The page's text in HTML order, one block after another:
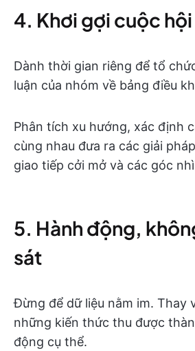
4. Khơi gợi cuộc
Dành thời gian riêng để tổ
luận của nhóm về bảng điều
Phân tích xu hướng, xác định
cùng nhau đưa ra các giải
giao tiếp cởi mở và các góc
5. Hành động,
sát
Đừng để dữ liệu nằm im. Thay
những kiến thức thu được
động cụ thể.